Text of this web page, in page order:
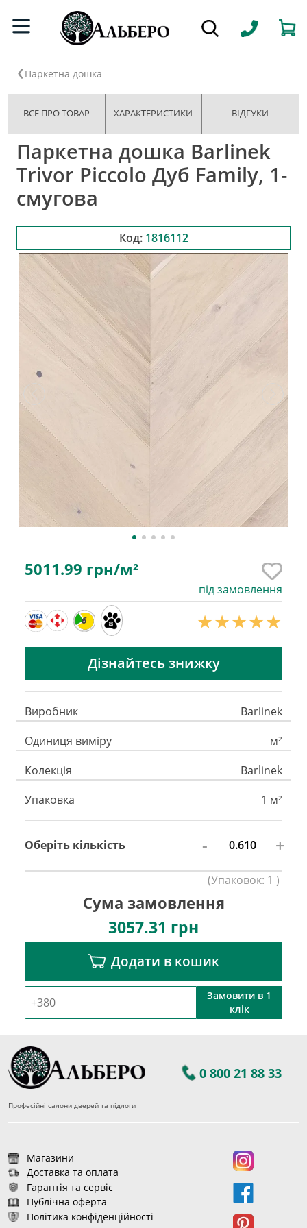
Паркетна дошка
ВСЕ ПРО ТОВАР ХАРАКТЕРИСТИКИ ВІДГУКИ
Паркетна дошка Barlinek
Trivor Piccolo Дуб Family, 1-
смугова
Код: 1816112
5011.99 грн/м²
під замовлення
6
Дізнайтесь знижку
Виробник
Barlinek
Одиниця виміру
м²
Колекція
Barlinek
Упаковка
1 м²
Оберіть кількість - +
(Упаковок: 1 )
Сума замовлення
3057.31 грн
Додати в кошик
Замовити в 1
клік
0 800 21 88 33
Професійні салони дверей та підлоги
Магазини
Доставка та оплата
Гарантія та сервіс
Публічна оферта
Політика конфіденційності